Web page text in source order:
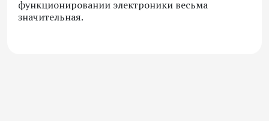
функционировании электроники весьма
значительная.